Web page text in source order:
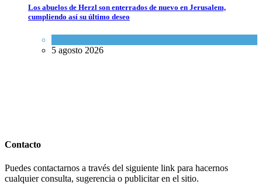
Los abuelos de Herzl son enterrados de nuevo en Jerusalem,
cumpliendo así su último deseo
5 agosto 2026
Contacto
Puedes contactarnos a través del siguiente link para hacernos
cualquier consulta, sugerencia o publicitar en el sitio.